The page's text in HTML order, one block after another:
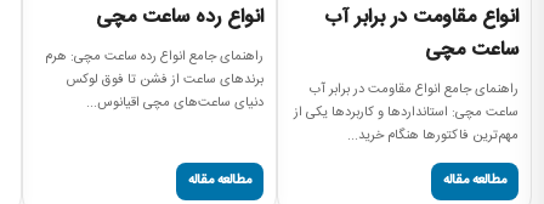
انواع مقاومت در برابر آب
ساعت مچی
راهنمای جامع انواع مقاومت در برابر آب
ساعت مچی: استانداردها و کاربردها یکی از
مهم‌ترین فاکتورها هنگام خرید...
مطالعه مقاله
انواع رده ساعت مچی
راهنمای جامع انواع رده ساعت مچی: هرم
برندهای ساعت از فشن تا فوق لوکس
دنیای ساعت‌های مچی اقیانوس...
مطالعه مقاله